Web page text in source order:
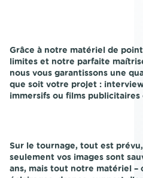
Grâce à notre matériel de
limites et notre parfaite
nous vous garantissons une
que soit votre projet :
immersifs ou films publicitaires
Sur le tournage, tout est
seulement vos images sont
ans, mais tout notre matériel –